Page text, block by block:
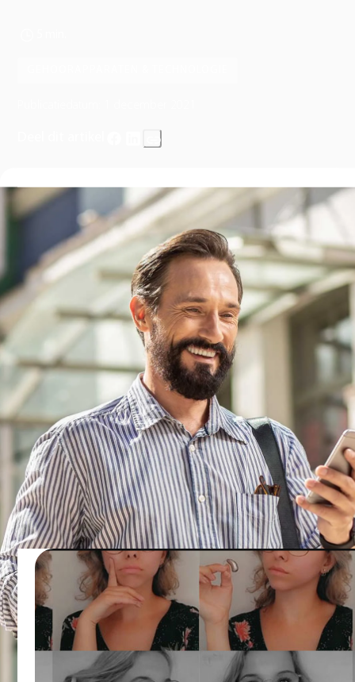
Mijn naam is Melissa van Hoef (23 op 10 december 24!) en
woonachtig in Weert. Sinds 2018 ben ik op social media actief
de naamVan Klein naar Groot. Hiermee wil ik meer aandacht
voor (extreme) vroeggeboorte en de gevolgen hiervan. Zo ben ik
door mijn extreme vroeggeboorte slechthorend geworden en
mijn zesde levensjaar draag ik al hoortoestellen.
Op mijn social media wil ik meer laten zien over mijn leven als
slechthorende en hoe ik gebruik maak van hoortoestellen. Tevens
ik meer aandacht besteden aan het imago van doof/
zijn en het dragen van hoortoestellen of een cochleair
Als je in je omgeving en op internet rondkijkt, zie je voornamelijk
slechthorende volwassenen en ouderen. Maar er zijn genoeg
kinderen, tieners en jongvolwassenen die ook slechthorend of
zijn en gebruikmaken van hoortoestellen en/of een cochleair
implantaat.